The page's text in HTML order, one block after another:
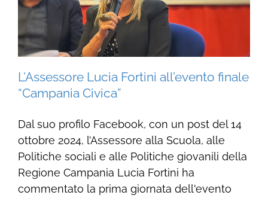
L’Assessore Lucia Fortini all’evento finale
“Campania Civica”
Dal suo profilo Facebook, con un post del 14
ottobre 2024, l’Assessore alla Scuola, alle
Politiche sociali e alle Politiche giovanili della
Regione Campania Lucia Fortini ha
commentato la prima giornata dell'evento